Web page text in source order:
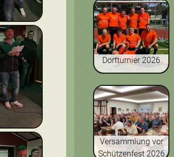
Dorfturnier 2026
Versammlung vor
Schützenfest 2026